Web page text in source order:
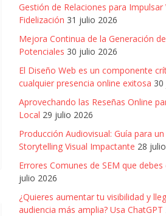
Gestión de Relaciones para Impulsar
Fidelización 31 julio 2026
Mejora Continua de la Generación
Potenciales 30 julio 2026
El Diseño Web es un componente
cualquier presencia online exitosa
Aprovechando las Reseñas Online
Local 29 julio 2026
Producción Audiovisual: Guía para un
Storytelling Visual Impactante 28
Errores Comunes de SEM que debes
julio 2026
¿Quieres aumentar tu visibilidad y
audiencia más amplia? Usa ChatGPT